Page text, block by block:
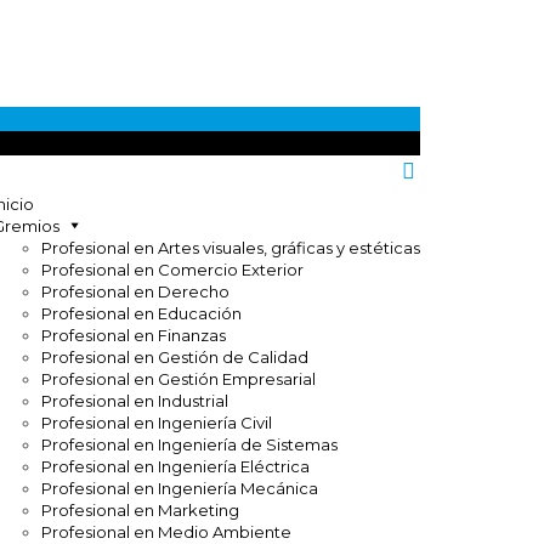
Profesional en Artes visuales, gráficas y estéticas
Profesional en Comercio Exterior
Profesional en Derecho
Profesional en Educación
Profesional en Finanzas
Profesional en Gestión de Calidad
Profesional en Gestión Empresarial
Profesional en Industrial
Profesional en Ingeniería Civil
Profesional en Ingeniería de Sistemas
Profesional en Ingeniería Eléctrica
Profesional en Ingeniería Mecánica
Profesional en Marketing
Profesional en Medio Ambiente